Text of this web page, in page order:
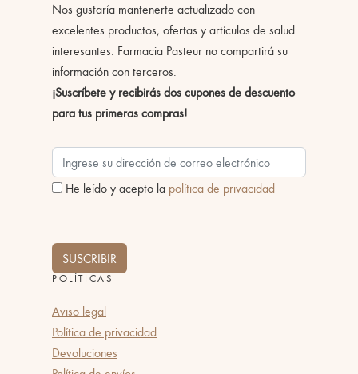
Nos gustaría mantenerte actualizado con
excelentes productos, ofertas y artículos de salud
interesantes. Farmacia Pasteur no compartirá su
información con terceros.
¡Suscríbete y recibirás dos cupones de descuento
para tus primeras compras!
He leído y acepto la política de privacidad
SUSCRIBIR
POLÍTICAS
Aviso legal
Política de privacidad
Devoluciones